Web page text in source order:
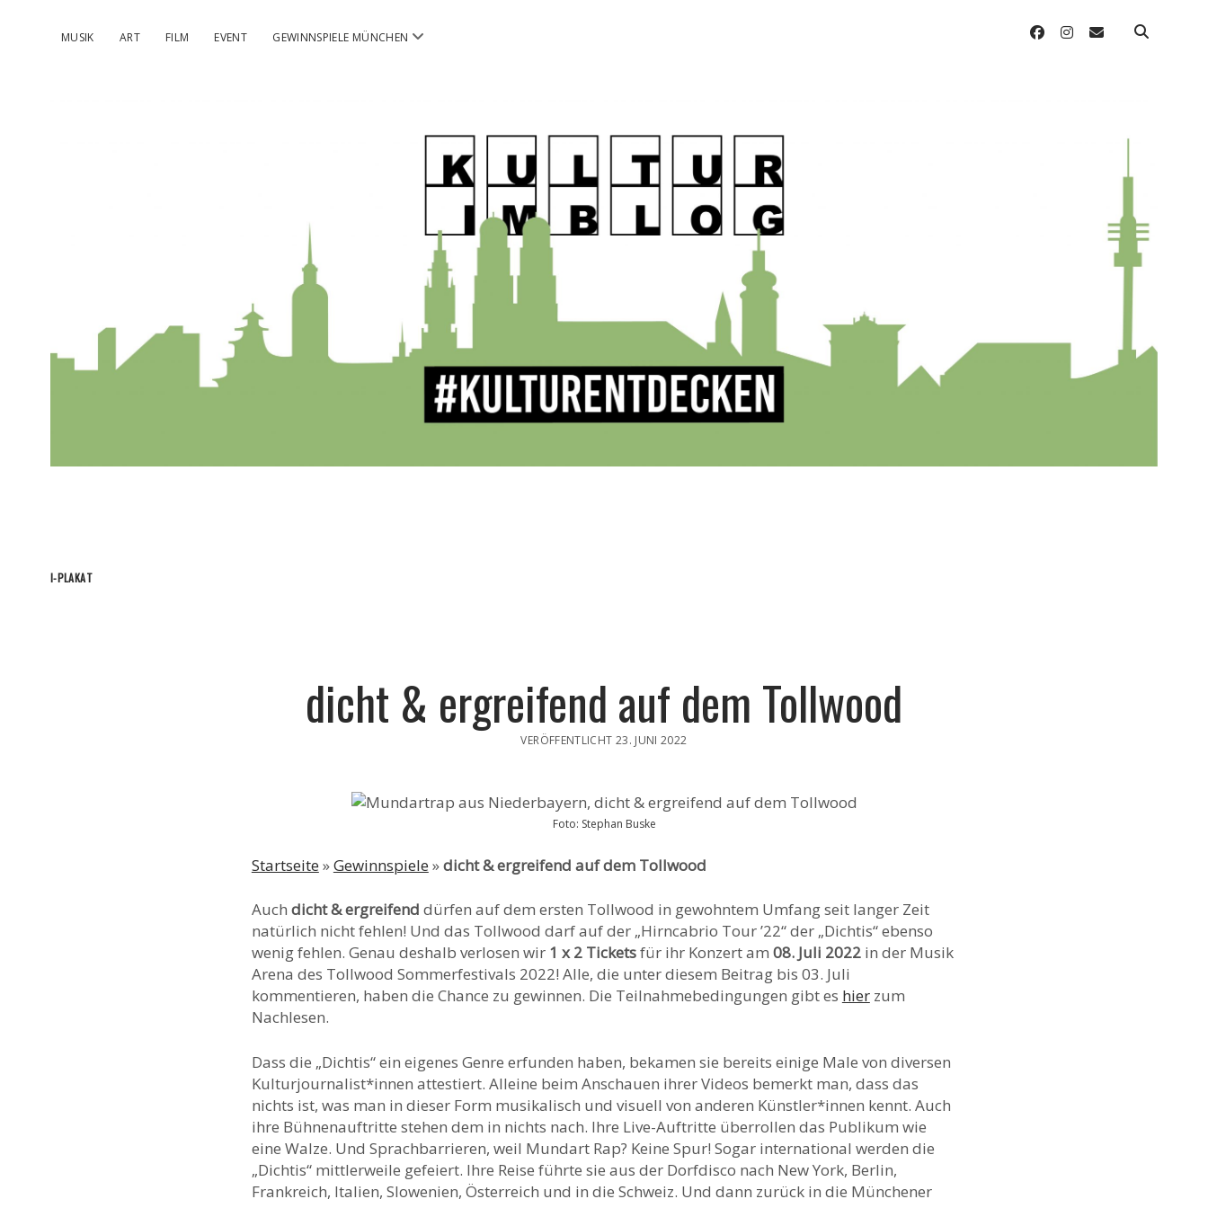
MUSIK ART FILM EVENT GEWINNSPIELE MÜNCHEN Menü
facebookinstagram
email
kulturIMBLOG
I-PLAKAT
dicht & ergreifend auf dem Tollwood
VERÖFFENTLICHT 23. JUNI 2022
Foto: Stephan Buske
Startseite »Gewinnspiele »dicht & ergreifend auf dem Tollwood
Auch dicht & ergreifend dürfen auf dem ersten Tollwood in gewohntem Umfang seit langer Zeit
natürlich nicht fehlen! Und das Tollwood darf auf der „Hirncabrio Tour ’22“ der „Dichtis“ ebenso
wenig fehlen. Genau deshalb verlosen wir 1 x 2 Ticketsfür ihr Konzert am 08. Juli 2022 in der Musik
Arena des Tollwood Sommerfestivals 2022! Alle, die unter diesem Beitrag bis 03. Juli
kommentieren, haben die Chance zu gewinnen. Die Teilnahmebedingungen gibt es hierzum
Nachlesen.
Dass die „Dichtis“ ein eigenes Genre erfunden haben, bekamen sie bereits einige Male von diversen
Kulturjournalist*innen attestiert. Alleine beim Anschauen ihrer Videos bemerkt man, dass das
nichts ist, was man in dieser Form musikalisch und visuell von anderen Künstler*innen kennt. Auch
ihre Bühnenauftritte stehen dem in nichts nach. Ihre Live-Auftritte überrollen das Publikum wie
eine Walze. Und Sprachbarrieren, weil Mundart Rap? Keine Spur! Sogar international werden die
„Dichtis“ mittlerweile gefeiert. Ihre Reise führte sie aus der Dorfdisco nach New York, Berlin,
Frankreich, Italien, Slowenien, Österreich und in die Schweiz. Und dann zurück in die Münchener